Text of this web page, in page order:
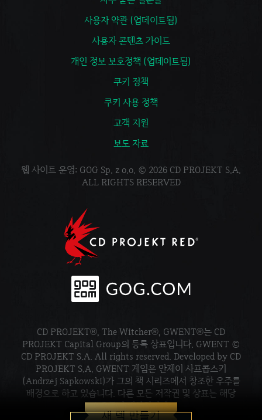
새 덱 만들기
사용자 약관 (업데이트됨)
사용자 콘텐츠 가이드
개인 정보 보호정책 (업데이트됨)
쿠키 정책
쿠키 사용 정책
고객 지원
보도 자료
웹 사이트 운영: GOG Sp. z o.o. © 2026 CD PROJEKT S.A.
ALL RIGHTS RESERVED
CD PROJEKT®, The Witcher®, GWENT®는 CD
PROJEKT Capital Group의 등록 상표입니다. GWENT ©
CD PROJEKT S.A. All rights reserved. Developed by CD
PROJEKT S.A. GWENT 게임은 안제이 사프콥스키
(Andrzej Sapkowski)가 그의 책 시리즈에서 창조한 우주를
배경으로 하고 있습니다. 다른 모든 저작권 및 상표는 해당
소유주의 재산입니다.